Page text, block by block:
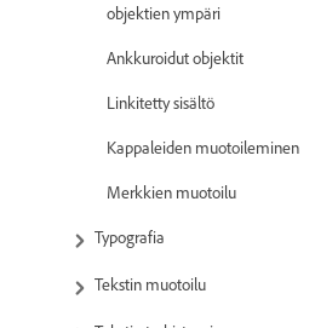
objektien ympäri
Ankkuroidut objektit
Linkitetty sisältö
Kappaleiden muotoileminen
Merkkien muotoilu
Typografia
Tekstin muotoilu